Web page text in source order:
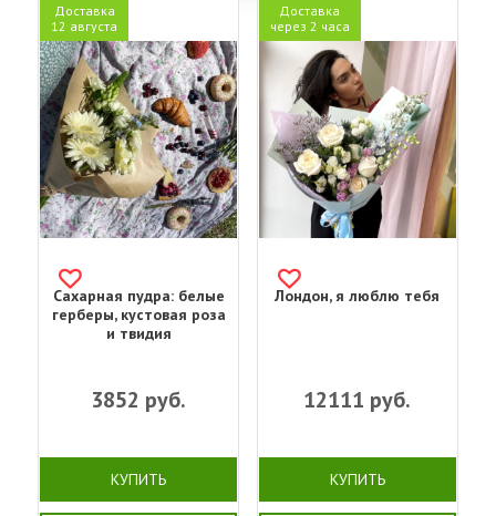
Доставка
12 августа
Сахарная пудра: белые
герберы, кустовая роза
и твидия
3852 руб.
КУПИТЬ
Доставка
через 2 часа
Лондон, я люблю тебя
12111 руб.
КУПИТЬ